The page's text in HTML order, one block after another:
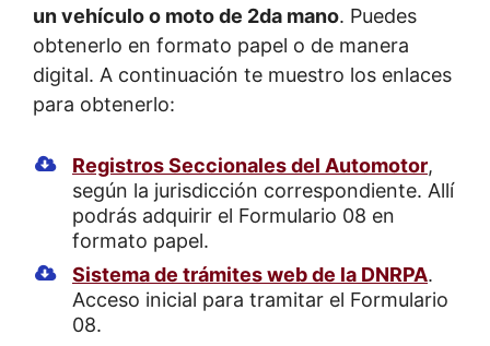
un vehículo o moto de 2da mano. Puedes
obtenerlo en formato papel o de manera
digital. A continuación te muestro los enlaces
para obtenerlo:
Registros Seccionales del Automotor,
según la jurisdicción correspondiente. Allí
podrás adquirir el Formulario 08 en
formato papel.
Sistema de trámites web de la DNRPA.
Acceso inicial para tramitar el Formulario
08.